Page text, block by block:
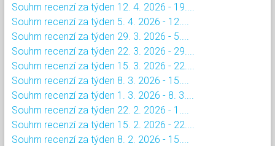
Souhrn recenzí za týden 12. 4. 2026 - 19....
Souhrn recenzí za týden 5. 4. 2026 - 12....
Souhrn recenzí za týden 29. 3. 2026 - 5....
Souhrn recenzí za týden 22. 3. 2026 - 29....
Souhrn recenzí za týden 15. 3. 2026 - 22....
Souhrn recenzí za týden 8. 3. 2026 - 15....
Souhrn recenzí za týden 1. 3. 2026 - 8. 3....
Souhrn recenzí za týden 22. 2. 2026 - 1....
Souhrn recenzí za týden 15. 2. 2026 - 22....
Souhrn recenzí za týden 8. 2. 2026 - 15....